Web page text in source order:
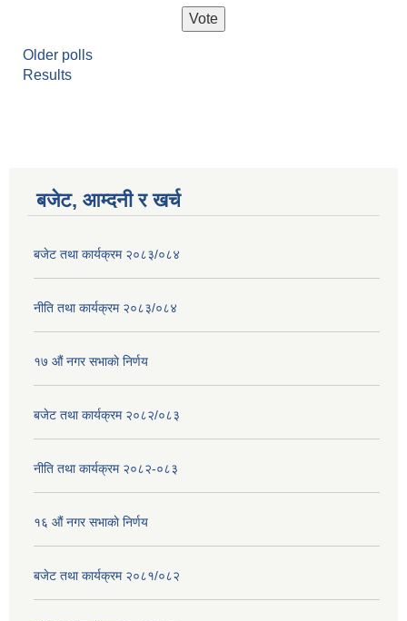
Older polls
Results
बजेट, आम्दनी र खर्च
बजेट तथा कार्यक्रम २०८३/०८४
नीति तथा कार्यक्रम २०८३/०८४
१७ ‌‍औं नगर सभाकाे निर्णय
बजेट तथा कार्यक्रम २०८२/०८३
नीति तथा कार्यक्रम २०८२-०८३
१६ ‌औं नगर सभाकाे निर्णय
बजेट तथा कार्यक्रम २०८१/०८२